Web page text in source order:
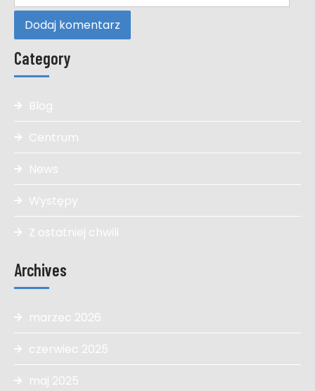
Category
Blog
Centrum
News
Występy
Z ostatniej chwili
Archives
marzec 2026
czerwiec 2025
maj 2025